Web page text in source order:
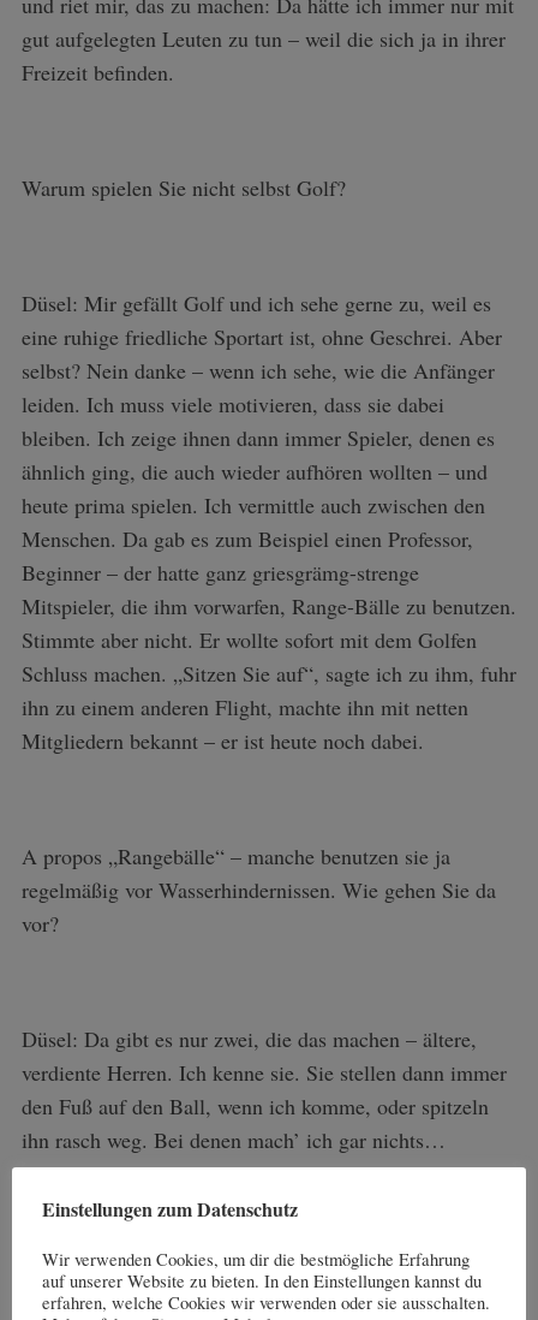
gut aufgelegten Leuten zu tun – weil die sich ja in ihrer
Freizeit befinden.
Warum spielen Sie nicht selbst Golf?
Düsel: Mir gefällt Golf und ich sehe gerne zu, weil es
eine ruhige friedliche Sportart ist, ohne Geschrei. Aber
selbst? Nein danke – wenn ich sehe, wie die Anfänger
leiden. Ich muss viele motivieren, dass sie dabei
bleiben. Ich zeige ihnen dann immer Spieler, denen es
ähnlich ging, die auch wieder aufhören wollten – und
heute prima spielen. Ich vermittle auch zwischen den
Menschen. Da gab es zum Beispiel einen Professor,
Beginner – der hatte ganz griesgrämg-strenge
Mitspieler, die ihm vorwarfen, Range-Bälle zu benutzen.
Stimmte aber nicht. Er wollte sofort mit dem Golfen
Schluss machen. „Sitzen Sie auf“, sagte ich zu ihm, fuhr
ihn zu einem anderen Flight, machte ihn mit netten
Mitgliedern bekannt – er ist heute noch dabei.
A propos „Rangebälle“ – manche benutzen sie ja
regelmäßig vor Wasserhindernissen. Wie gehen Sie da
vor?
Düsel: Da gibt es nur zwei, die das machen – ältere,
verdiente Herren. Ich kenne sie. Sie stellen dann immer
den Fuß auf den Ball, wenn ich komme, oder spitzeln
ihn rasch weg. Bei denen mach’ ich gar nichts…
Und was machen Sie bei 5er-Flights?
a
r
c
h
:
Einstellungen zum Datenschutz
Wir verwenden Cookies, um dir die bestmögliche Erfahrung
auf unserer Website zu bieten. In den Einstellungen kannst du
erfahren, welche Cookies wir verwenden oder sie ausschalten.